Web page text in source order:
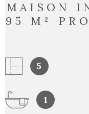
MAISON
95 M²
5
1